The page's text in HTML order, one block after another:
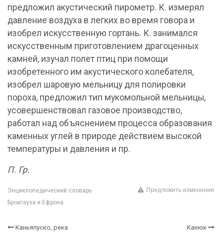
предложил акустический пирометр. К. измерял
давление воздуха в легких во время говора и
изобрел искусственную гортань. К. занимался
искусственным приготовлением драгоценных
камней, изучал полет птиц при помощи
изобретенного им акустического колебателя,
изобрел шаровую мельницу для полировки
пороха, предложил тип мукомольной мельницы,
усовершенствовал газовое производство,
работал над объяснением процесса образования
каменных углей в природе действием высокой
температуры и давления и пр.
П. Гр.
Энциклопедический словарь
Брокгауза и Ефрона
Предложить изменения
Каньяпуско, река Канюк